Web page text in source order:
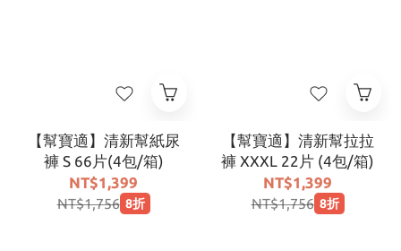
【幫寶適】清新幫紙尿
褲 S 66片(4包/箱)
NT$1,399
NT$1,756 8折
【幫寶適】清新幫拉拉
褲 XXXL 22片 (4包/箱)
NT$1,399
NT$1,756 8折